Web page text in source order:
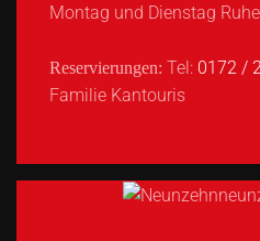
Montag und Dienstag
Reservierungen: Tel: 0172 /
Familie Kantouris